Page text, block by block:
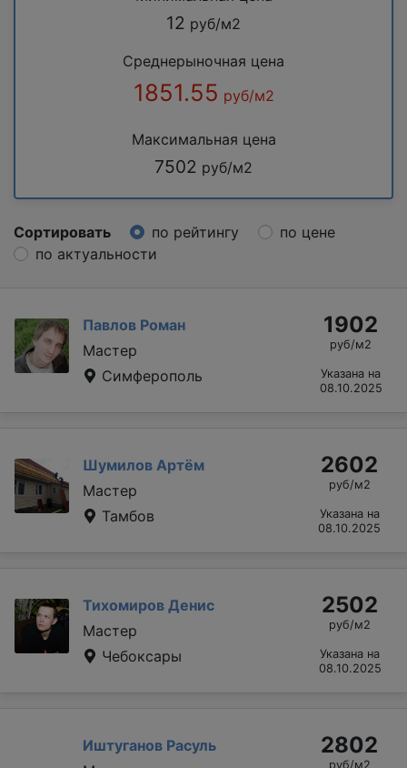
12 руб/м2
Среднерыночная цена
1851.55 руб/м2
Максимальная цена
7502 руб/м2
Сортировать по рейтингу
по цене
по актуальности
Павлов Роман
Мастер
Симферополь
1902
руб/м2
Указана на
08.10.2025
Шумилов Артём
Мастер
Тамбов
2602
руб/м2
Указана на
08.10.2025
Тихомиров Денис
Мастер
Чебоксары
2502
руб/м2
Указана на
08.10.2025
Иштуганов Расуль
2802
руб/м2